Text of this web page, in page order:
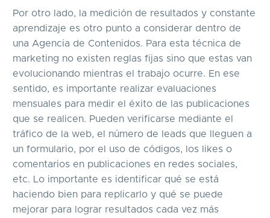
Por otro lado, la medición de resultados y constante
aprendizaje es otro punto a considerar dentro de
una Agencia de Contenidos. Para esta técnica de
marketing no existen reglas fijas sino que estas van
evolucionando mientras el trabajo ocurre. En ese
sentido, es importante realizar evaluaciones
mensuales para medir el éxito de las publicaciones
que se realicen. Pueden verificarse mediante el
tráfico de la web, el número de leads que lleguen a
un formulario, por el uso de códigos, los likes o
comentarios en publicaciones en redes sociales,
etc. Lo importante es identificar qué se está
haciendo bien para replicarlo y qué se puede
mejorar para lograr resultados cada vez más